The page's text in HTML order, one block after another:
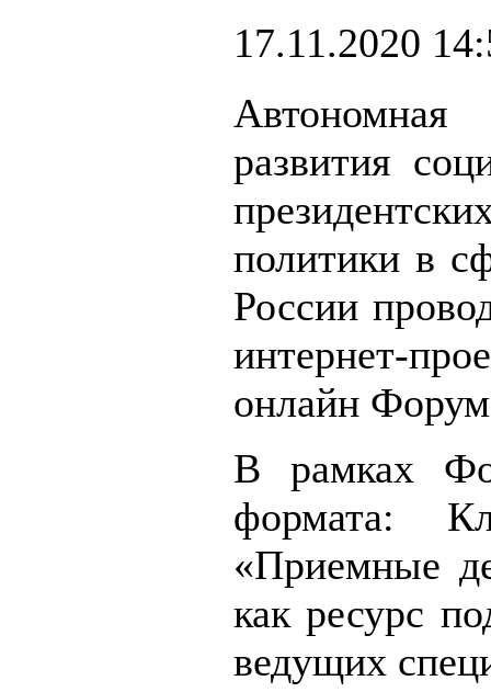
17.11.2020
развития
политики в
России
интернет-
онлайн
В рамках
формата:
«Приемные
как ресурс
ведущих